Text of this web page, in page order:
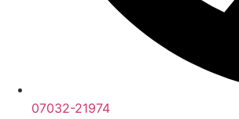
07032-21974